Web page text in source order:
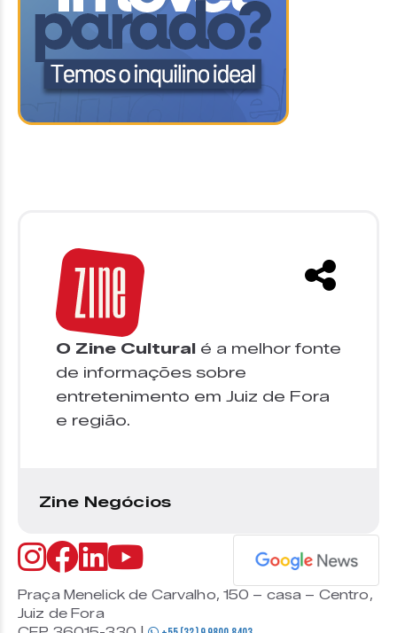
O Zine Cultural é a melhor fonte
de informações sobre
entretenimento em Juiz de Fora
e região.
Zine Negócios
Praça Menelick de Carvalho, 150 – casa – Centro,
Juiz de Fora